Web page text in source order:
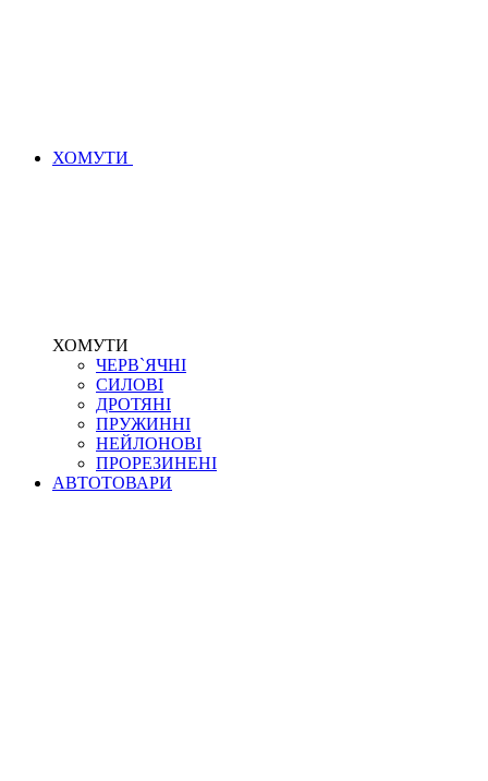
ХОМУТИ
ХОМУТИ
ЧЕРВ`ЯЧНІ
СИЛОВІ
ДРОТЯНІ
ПРУЖИННІ
НЕЙЛОНОВІ
ПРОРЕЗИНЕНІ
АВТОТОВАРИ